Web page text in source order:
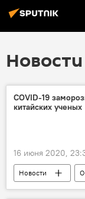
COVID-19
китайских ученых
16 июня 2020,
Новости
Коронавирус